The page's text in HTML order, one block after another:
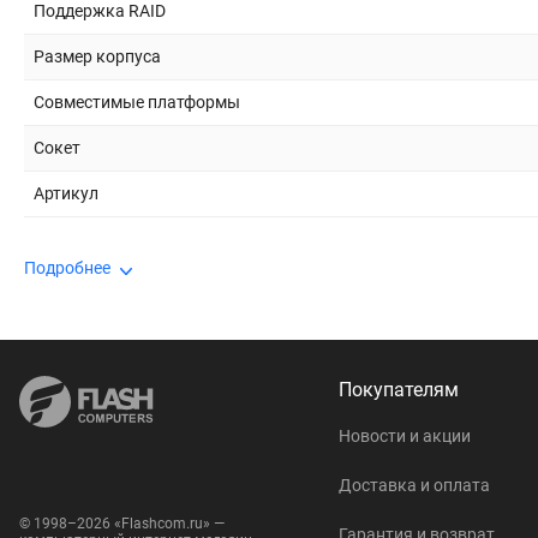
Поддержка RAID
Размер корпуса
Совместимые платформы
Сокет
Артикул
Подробнее
© 1998–2026 «Flashcom.ru» —
Покупателям
Новости и акции
Доставка и оплата